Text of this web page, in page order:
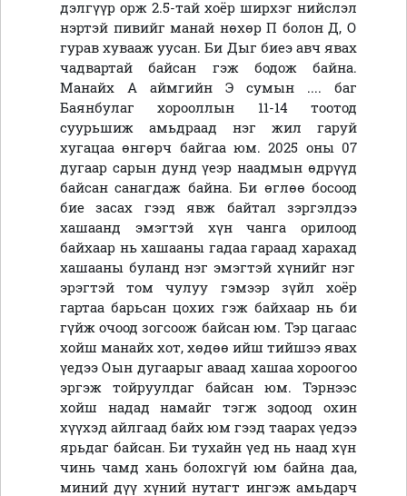
дэлгүүр орж 2.5-тай хоёр ширхэг нийслэл
нэртэй пивийг манай нөхөр П болон Д, О
гурав хувааж уусан. Би Дыг биеэ авч явах
чадвартай байсан гэж бодож байна.
Манайх А аймгийн Э сумын .... баг
Баянбулаг хорооллын 11-14 тоотод
суурьшиж амьдраад нэг жил гаруй
хугацаа өнгөрч байгаа юм. 2025 оны 07
дугаар сарын дунд үеэр наадмын өдрүүд
байсан санагдаж байна. Би өглөө босоод
бие засах гээд явж байтал зэргэлдээ
хашаанд эмэгтэй хүн чанга орилоод
байхаар нь хашааны гадаа гараад харахад
хашааны буланд нэг эмэгтэй хүнийг нэг
эрэгтэй том чулуу гэмээр зүйл хоёр
гартаа барьсан цохих гэж байхаар нь би
гүйж очоод зогсоож байсан юм. Тэр цагаас
хойш манайх хот, хөдөө ийш тийшээ явах
үедээ Оын дугаарыг аваад хашаа хороогоо
эргэж тойруулдаг байсан юм. Тэрнээс
хойш надад намайг тэгж зодоод охин
хүүхэд айлгаад байх юм гээд таарах үедээ
ярьдаг байсан. Би тухайн үед нь наад хүн
чинь чамд хань болохгүй юм байна даа,
миний дүү хүний нутагт ингэж амьдарч